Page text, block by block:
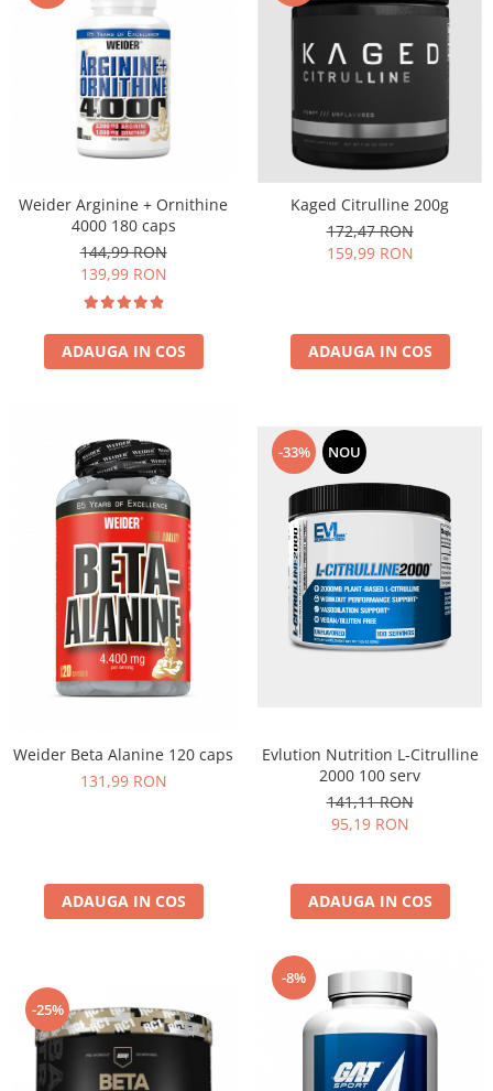
Weider Arginine + Ornithine
4000 180 caps
144,99 RON
139,99 RON
ADAUGA IN COS
Kaged Citrulline 200g
172,47 RON
159,99 RON
ADAUGA IN COS
Weider Beta Alanine 120 caps
131,99 RON
ADAUGA IN COS
-33% NOU
Evlution Nutrition L-Citrulline
2000 100 serv
141,11 RON
95,19 RON
ADAUGA IN COS
-25%
-8%